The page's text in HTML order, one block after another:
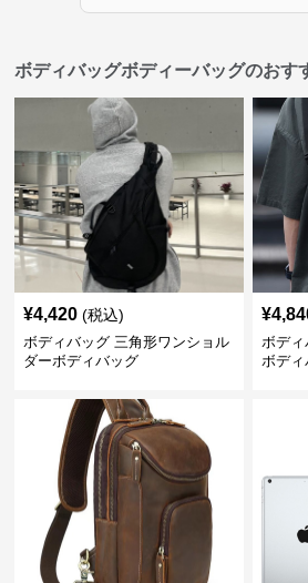
ボディバッグボディーバッグのおす
¥4,420 (税込)
ボディバッグ 三角形ワンショル
ダーボディバッグ
¥
ボディ
ボディ